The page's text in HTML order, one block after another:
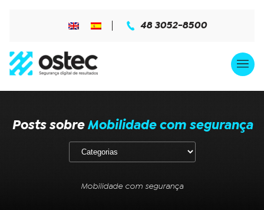
48 3052-8500
Posts sobre Mobilidade com segurança
Mobilidade com segurança